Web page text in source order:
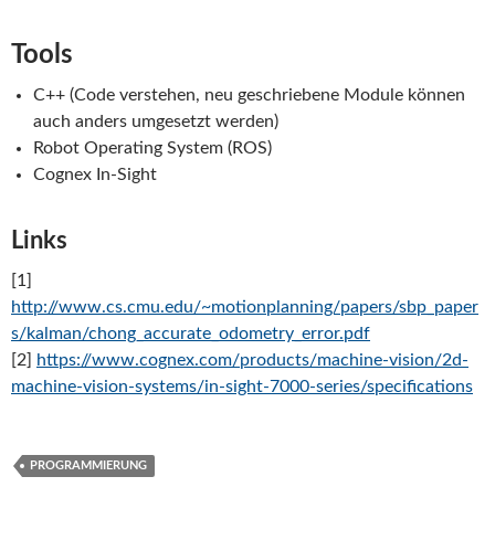
Tools
C++ (Code verstehen, neu geschriebene Module können
auch anders umgesetzt werden)
Robot Operating System (ROS)
Cognex In-Sight
Links
[1]
http://www.cs.cmu.edu/~motionplanning/papers/sbp_paper
s/kalman/chong_accurate_odometry_error.pdf
[2] https://www.cognex.com/products/machine-vision/2d-
machine-vision-systems/in-sight-7000-series/specifications
PROGRAMMIERUNG